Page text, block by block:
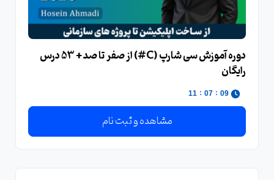
دوره آموزش سی‌ شارپ (C#) از صفر تا صد + 53 درس
رایگان
09
:
07
:
10
مشاهده و ثبت نام